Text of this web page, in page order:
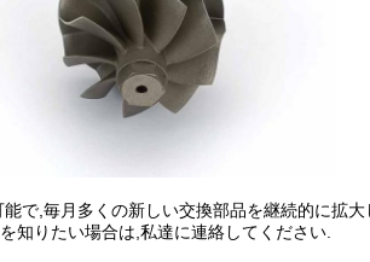
で,毎月多くの新しい交換部品を継続的に拡
知りたい場合は,私達に連絡してください.